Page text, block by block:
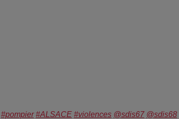
#pompier #ALSACE #violences @sdis67 @sdis68